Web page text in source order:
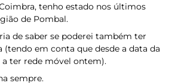
tenho estado nos últimos
de Pombal.
de saber se poderei também ter
(tendo em conta que desde a data da
a ter rede móvel ontem).
sempre.